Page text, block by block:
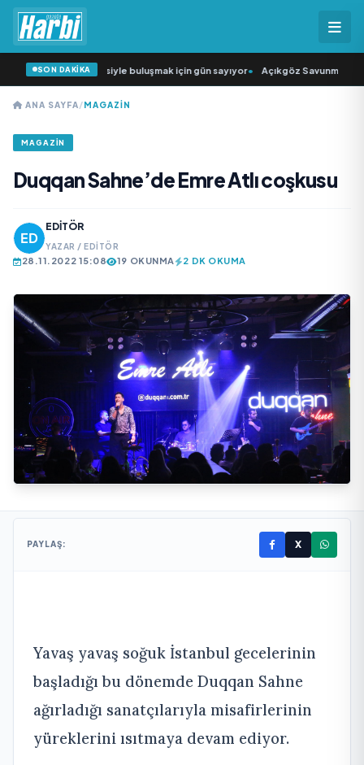
SON DAKİKA
Şarkıcısı” seyircisiyle buluşmak için gün sayıyor• Açıkgöz Savunma
ANA SAYFA/MAGAZİN
MAGAZİN
Duqqan Sahne’de Emre Atlı coşkusu
EDITÖR
YAZAR / EDITÖR
28.11.2022 15:08 19 OKUNMA 2 DK OKUMA
PAYLAŞ: X
Yavaş yavaş soğuk İstanbul gecelerinin
başladığı bu dönemde Duqqan Sahne
ağırladığı sanatçılarıyla misafirlerinin
yüreklerini ısıtmaya devam ediyor.